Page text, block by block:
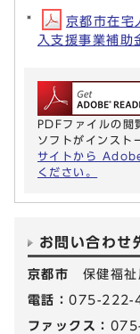
京都市在宅
入支援事業補
PDFファイルの
ソフトがインスト
サイトから
ください。
お問い合わせ
京都市 保健福
電話：075-222-
ファックス：